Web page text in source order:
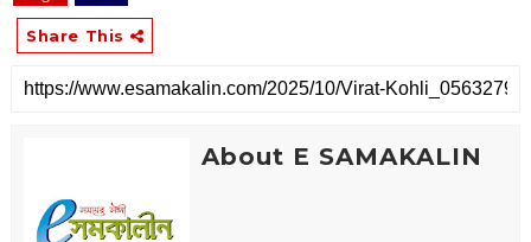
Share This
About E SAMAKALIN